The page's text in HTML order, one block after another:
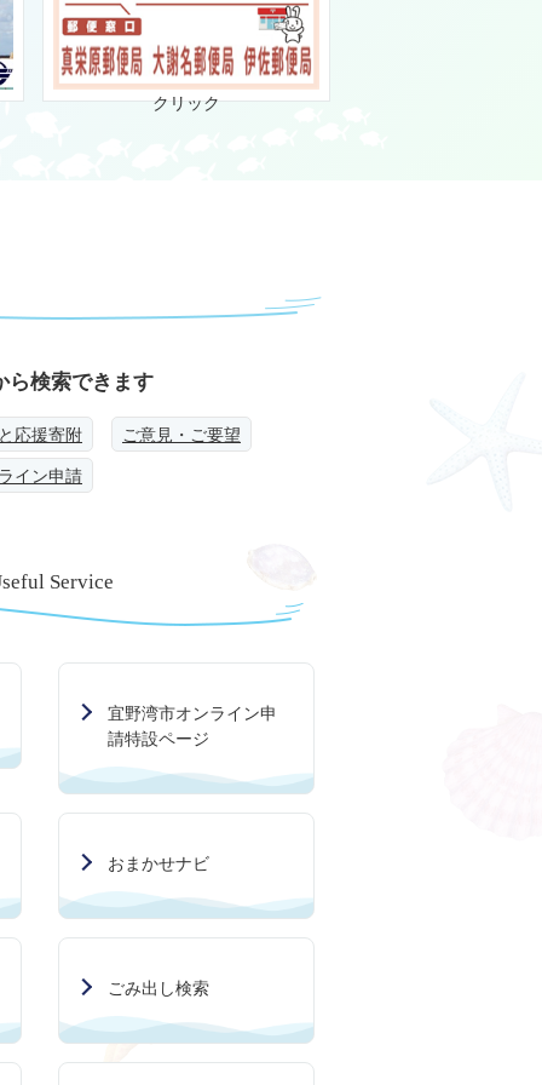
クリック
ら検索できます
応援寄附
ご意見・ご要望
イン申請
Service
宜野湾市オンライン申
請特設ページ
おまかせナビ
ごみ出し検索